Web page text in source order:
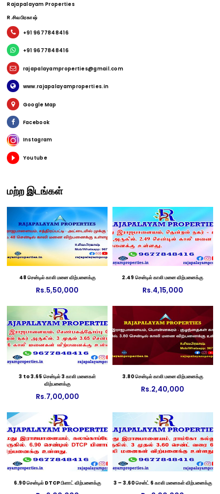
Rajapalayam Properties
R.சிவபிரகாஷ்
+91 9677848416
+91 9677848416
rajapalayamproperties@gmail.com
www.rajapalayamproperties.in
Google Map
Facebook
Instagram
Youtube
48 சென்டில் காலி மனை விற்பனைக்கு
Rs.5,50,000
2.49 சென்டில் காலி மனை விற்பனைக்கு
Rs.4,15,000
3 to 3.65 சென்டில் 3 காலி மனைகள்
விற்பனைக்கு
Rs.7,00,000
3.80 சென்டில் காலி மனை விற்பனைக்கு
Rs.2,40,000
6.90 சென்டில் DTCP பிளாட் விற்பனைக்கு 3 – 3.60 சென்ட் 6 காலி மனைகள் விற்பனைக்கு